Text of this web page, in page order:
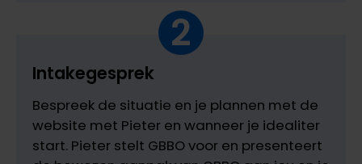
2
Intakegesprek
Bespreek de situatie en je plannen met de
website met Pieter en wanneer je idealiter
start. Pieter stelt GBBO voor en presenteert